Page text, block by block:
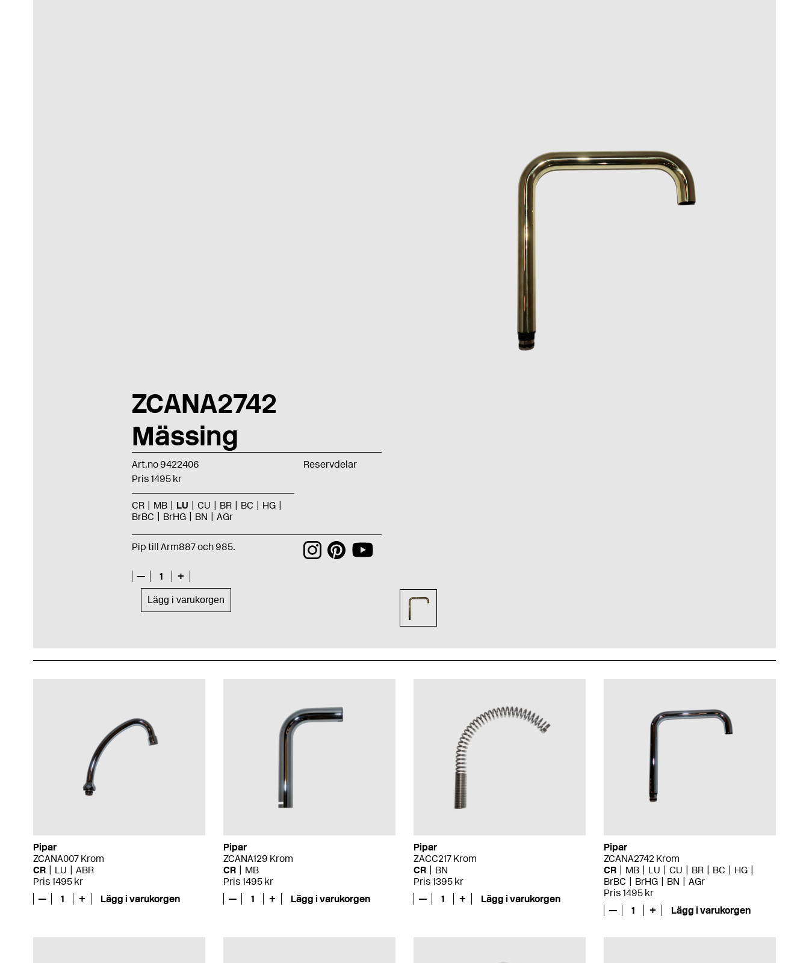
ZCANA2742
Mässing
Art.no 9422406
Pris 1495 kr
CR MB LU CU BR BC
HG
BrBC
BrHG BN AGr
Reservdelar
Pip till Arm887 och 985.
— 1 +
Lägg i varukorgen
Pipar
ZCANA007 Krom
CR
LU
ABR
Pris 1495 kr
—
1 + Lägg i varukorgen
Pipar
ZCANA129 Krom
CR
MB
Pris 1495 kr
—
1 + Lägg i varukorgen
Pipar
ZACC217 Krom
CR
BN
Pris 1395 kr
—
1 + Lägg i varukorgen
Pipar
ZCANA2742 Krom
CR
MB LU CU BR BC
HG
BrBC
BrHG BN
AGr
Pris 1495 kr
—
1 + Lägg i varukorgen